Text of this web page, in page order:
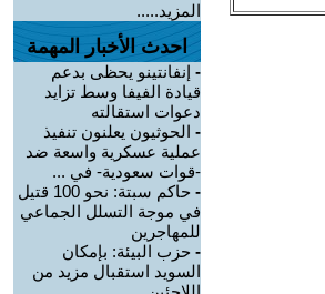
المزيد.....
احدث الأخبار المهمة
- إنفانتينو يحظى بدعم
قيادة الفيفا وسط تزايد
دعوات استقالته
- الحوثيون يعلنون تنفيذ
عملية عسكرية واسعة ضد
-قوات سعودية- في ...
-
حاكم سبتة: نحو 100 قتيل
في موجة التسلل الجماعي
للمهاجرين
- حزب البيئة: بإمكان
السويد استقبال مزيد من